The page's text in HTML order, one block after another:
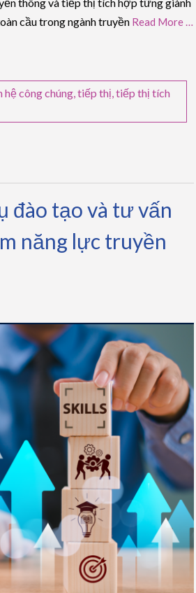
cầu trong ngành truyền Read More …
hệ công chúng,tiếp thị,tiếp thị tích
đào tạo và tư vấn
năng lực truyền